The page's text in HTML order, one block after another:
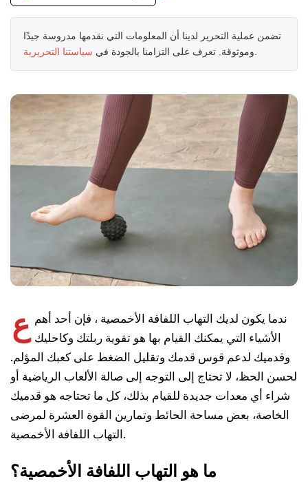
تضمن عملية التحرير لدينا أن المعلومات التي نقدمها مدروسة جيدًا
وموثوقة. تعرف على التزامنا بالجودة في سياستنا التحريرية
ع ندما يكون لديك التهاب اللفافة الأخمصية ، فإن أحد أهم
الأشياء التي يمكنك القيام بها هو تقوية ربلتك وكاحليك
وقدميك لدعم قوس قدمك وتقليل الضغط على كعبك المؤلم.
لحسن الحظ، لا تحتاج إلى التوجه إلى صالة الألعاب الرياضية أو
شراء أي معدات جديدة للقيام بذلك، كل ما تحتاجه هو قدميك
الخاصة، بعض مساحة الحائط وتمارين القوة العشرة لمرضى
التهاب اللفافة الأخمصية.
ما هو التهاب اللفافة الأخمصية؟